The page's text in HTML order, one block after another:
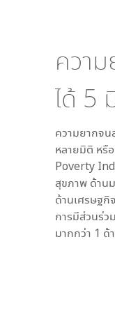
ควา
ได้ 5
ความยากจน
หลายมิติ หรื
Poverty
สุขภาพ ด้าน
ด้านเศรษฐกิ
การมีส่วนร่
มากกว่า 1 ด้